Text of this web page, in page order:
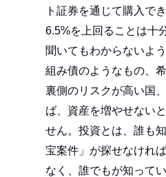
ト証券を通じて購入で
6.5%を上回ることは十
聞いてもわからないよ
組み債のようなもの、
裏側のリスクが高い国
ば、資産を増やせない
せん。投資とは、誰も
宝案件」が探せなけれ
なく、誰でもが知って